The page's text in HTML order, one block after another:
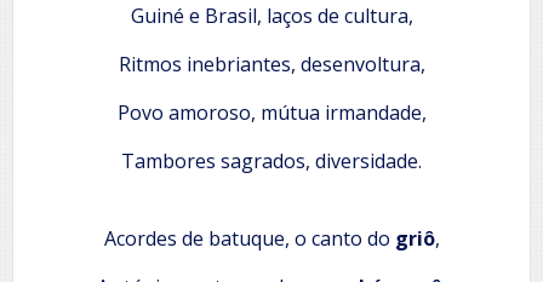
Guiné e Brasil, laços de cultura,
Ritmos inebriantes, desenvoltura,
Povo amoroso, mútua irmandade,
Tambores sagrados, diversidade.
Acordes de batuque, o canto do griô,